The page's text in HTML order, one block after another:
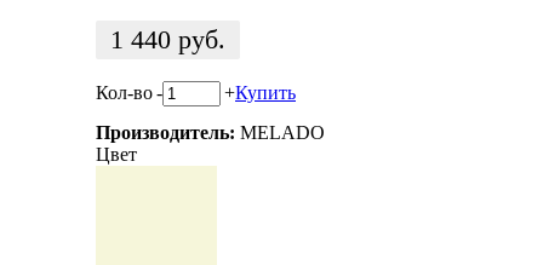
1 440 руб.
Кол-во- +Купить
Производитель: MELADO
Цвет